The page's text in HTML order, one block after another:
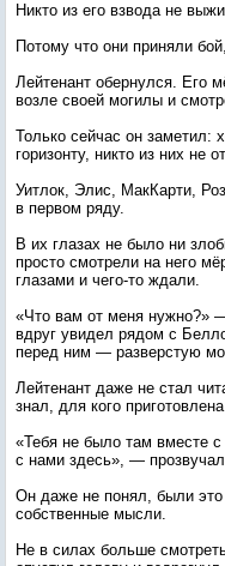
Никто из его взвода не
Потому что они приняли
Лейтенант обернулся. Его
возле своей могилы и
Только сейчас он заметил:
горизонту, никто из них не
Уитлок, Элис, МакКарти,
в первом ряду.
В их глазах не было ни
просто смотрели на него
глазами и чего-то ждали.
«Что вам от меня нужно?»
вдруг увидел рядом с
перед ним — разверстую
Лейтенант даже не стал
знал, для кого
«Тебя не было там вместе
с нами здесь», —
Он даже не понял, были это
собственные мысли.
Не в силах больше